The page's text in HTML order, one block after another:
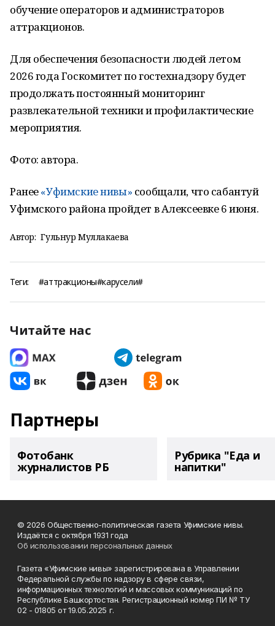
обучение операторов и администраторов
аттракционов.
Для обеспечения безопасности людей летом
2026 года Госкомитет по гостехнадзору будет
продолжать постоянный мониторинг
развлекательной техники и профилактические
мероприятия.
Фото: автора.
Ранее«Уфимские нивы» сообщали, что сабантуй
Уфимского района пройдет в Алексеевке 6 июня.
Автор: Гульнур Муллакаева
Теги: #аттракционы#карусели#
Читайте нас
Партнеры
Фотобанк
журналистов РБ
Рубрика "Еда и
напитки"
© 2026 Общественно-политическая газета Уфимские нивы.
Издаётся с октября 1931 года
Об использовании персональных данных
Газета «Уфимские нивы» зарегистрирована в Управлении
Федеральной службы по надзору в сфере связи,
информационных технологий и массовых коммуникаций по
Республике Башкортостан. Регистрационный номер ПИ № ТУ
02 - 01805 от 19.05.2025 г.